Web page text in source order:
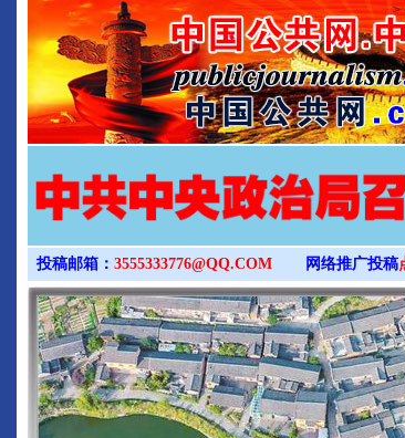
>
投稿邮箱： 3555333776@QQ.COM 网络推广投稿